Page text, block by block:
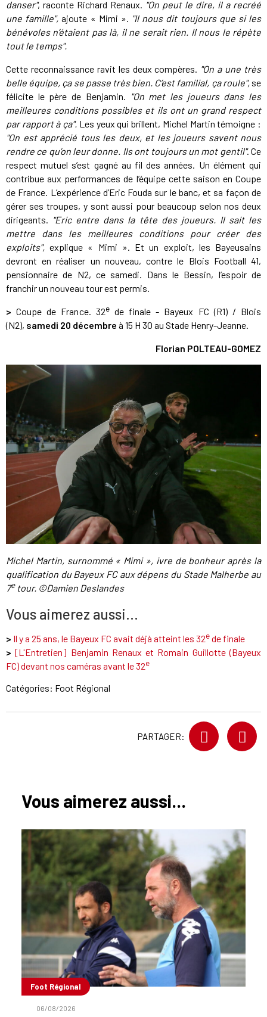
danser", raconte Richard Renaux. "On peut le dire, il a recréé
une famille", ajoute « Mimi ». "Il nous dit toujours que si les
bénévoles n’étaient pas là, il ne serait rien. Il nous le répète
tout le temps".
Cette reconnaissance ravit les deux compères. "On a une très
belle équipe, ça se passe très bien. C’est familial, ça roule",se
félicite le père de Benjamin. "On met les joueurs dans les
meilleures conditions possibles et ils ont un grand respect
par rapport à ça". Les yeux qui brillent, Michel Martin témoigne :
"On est apprécié tous les deux, et les joueurs savent nous
rendre ce qu’on leur donne. Ils ont toujours un mot gentil". Ce
respect mutuel s’est gagné au fil des années. Un élément qui
contribue aux performances de l’équipe cette saison en Coupe
de France. L’expérience d’Eric Fouda sur le banc, et sa façon de
gérer ses troupes, y sont aussi pour beaucoup selon nos deux
dirigeants. "Eric entre dans la tête des joueurs. Il sait les
mettre dans les meilleures conditions pour créer des
exploits", explique « Mimi ». Et un exploit, les Bayeusains
devront en réaliser un nouveau, contre le Blois Football 41,
pensionnaire de N2, ce samedi. Dans le Bessin, l’espoir de
franchir un nouveau tour est permis.
> Coupe de France. 32ede finale - Bayeux FC (R1) / Blois
(N2), samedi 20 décembre à 15 H 30 au Stade Henry-Jeanne.
Florian POLTEAU-GOMEZ
Michel Martin, surnommé « Mimi », ivre de bonheur après la
qualification du Bayeux FC aux dépens du Stade Malherbe au
7etour. ©Damien Deslandes
Vous aimerez aussi...
> Il y a 25 ans, le Bayeux FC avait déjà atteint les 32ede finale
> [L'Entretien] Benjamin Renaux et Romain Guillotte (Bayeux
FC) devant nos caméras avant le 32e
Catégories: Foot Régional
PARTAGER:
Vous aimerez aussi...
Foot Régional
06/08/2026